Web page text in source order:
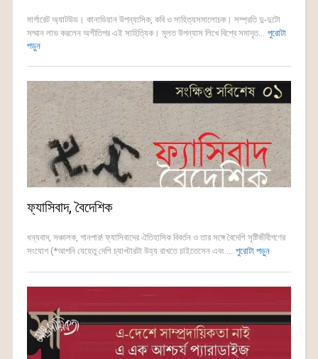
মার্গারেট অ্যাটউড। কানাডিয়ান উপন্যাসিক, কবি ও সাহিত্যসমালোচক। সম্প্রতি দু-দুটো
সম্মান লাভ করলেন অশীতিপর এই সাহিত্যিক। মূলত উপন্যাস লিখে বিশ্বে সমাদৃত... পুরোটা
পড়ুন
ফ্যাসিবাদ, বৈদেশিক
ধন্যবাদ, সঞ্চালক, গানপার! ফ্যাসিবাদের ঐতিহাসিক বিবর্তন ও তার সঙ্গে বৈদেশি সৃষ্টিজীবীগণের
সংযোগ (*আপনি যেহেতু দেশি চ্যাপ্টারটা উহ্য রাখতে চাইতেসেন এবং ... পুরোটা পড়ুন